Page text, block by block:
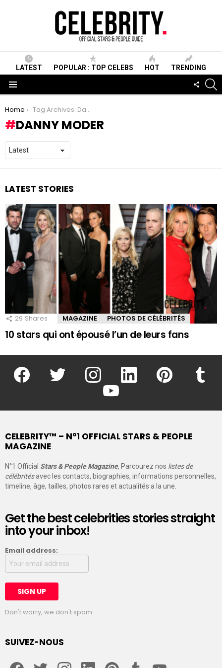
LATEST POPULAR : TOP CELEBS HOT TRENDING
You are here:
Home Tag Archives: Danny Moder
DANNY MODER
LATEST STORIES
29 Shares MAGAZINE PHOTOS DE CÉLÉBRITÉS
10 stars qui ont épousé l’un de leurs fans
facebook twitter instagram linkedin pinterest
youtube
CELEBRITY™ – N°1 OFFICIAL STARS & PEOPLE
MAGAZINE
N°1 Official Stars & People Magazine, Parcourez nos listes de
célébritésavec les contacts, biographies, informations personnelles,
timeline, âge, tailles, photos rares et actualités a la une.
Get the best celebrities stories straight
into your inbox!
Email address:
Don't worry, we don't spam
SUIVEZ-NOUS